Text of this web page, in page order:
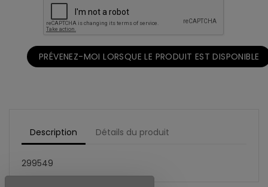
PRÉVENEZ-MOI LORSQUE LE PRODUIT EST DISPONIBLE
Description Détails du produit
299549